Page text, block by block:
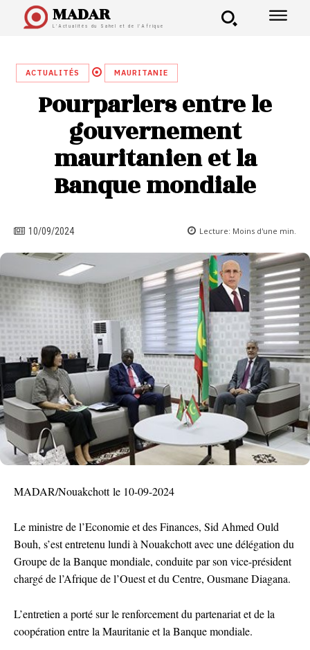
MADAR
L'Actualités du Sahel et de l'Afrique
ACTUALITÉS MAURITANIE
Pourparlers entre le
gouvernement
mauritanien et la
Banque mondiale
10/09/2024 Lecture: Moins d'une min.
MADAR/Nouakchott le 10-09-2024
Le ministre de l’Economie et des Finances, Sid Ahmed Ould
Bouh, s’est entretenu lundi à Nouakchott avec une délégation du
Groupe de la Banque mondiale, conduite par son vice-président
chargé de l’Afrique de l’Ouest et du Centre, Ousmane Diagana.
L’entretien a porté sur le renforcement du partenariat et de la
coopération entre la Mauritanie et la Banque mondiale.